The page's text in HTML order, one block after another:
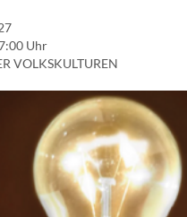
Uhr
VOLKSKULTUREN